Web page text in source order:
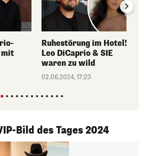
Ruhestörung im Hotel!
Leo DiCaprio & SIE
waren zu wild
02.06.2024, 17:23
Bild des Tages 2024